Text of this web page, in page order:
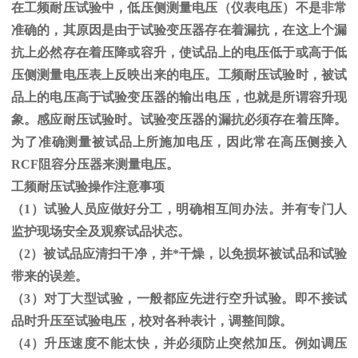
在工频耐压试验中，低压侧测量电压（仪表电压）不是非常
准确的，其原因是由于试验变压器存在着漏抗，在这上个漏
抗上必然存在着压降或容升，使试品上的电压低于或高于低
压侧测量电压表上反映出来的电压。工频耐压试验时，被试
品上的电压高于试验变压器的输出电压，也就是所谓容升现
象。感应耐压试验时。试验变压器的漏抗必须存在着压降。
为了准确测量被试品上所施加电压，因此常在高压侧接入
RCF阻容分压器来测量电压。
工频耐压试验操作注意事项
（1 ）试验人员应做好分工，明确相互间办法。并有专门人
监护现场安全及观察试品状态。
（2）被试品应清扫干净，并*干燥，以免损坏被试品和试验
带来的误差。
（3）对丁大型试验，一般都应先进行空升试验。即不接试
品时升压至试验电压，校对各种表计，调整间隙。
（4）升压速度不能太快，并必须防止突然加压。例如调压